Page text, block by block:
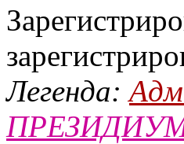
Легенда: